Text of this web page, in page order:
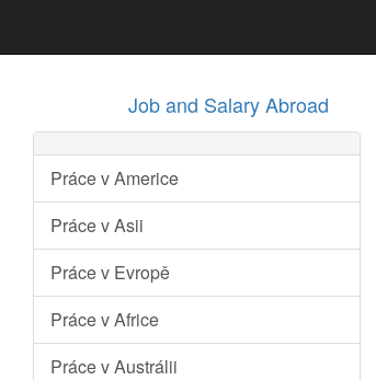
Job and Salary Abroad
Práce v Americe
Práce v Asii
Práce v Evropě
Práce v Africe
Práce v Austrálii